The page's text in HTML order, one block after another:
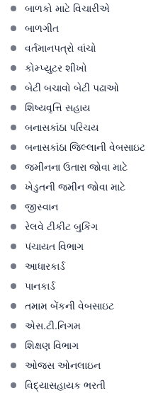
બાળકો માટે વિચારીએ
બાળગીત
વર્તમાનપત્રો વાંચો
કોમ્પ્યુટર શીખો
બેટી બચાવો બેટી પઢાઓ
શિષ્યવૃત્તિ સહાય
બનાસકાંઠા પરિચય
બનાસકાંઠા જિલ્લાની વેબસાઇટ
જમીનના ઉતારા જોવા માટે
ખેડુતની જમીન જોવા માટે
જીસ્વાન
રેલવે ટીકીટ બુકિંગ
પંચાયત વિભાગ
આધારકાર્ડ
પાનકાર્ડ
તમામ બેંકની વેબસાઇટ
એસ.ટી.નિગમ
શિક્ષણ વિભાગ
ઓજસ ઓનલાઇન
વિદ્યાસહાયક ભરતી